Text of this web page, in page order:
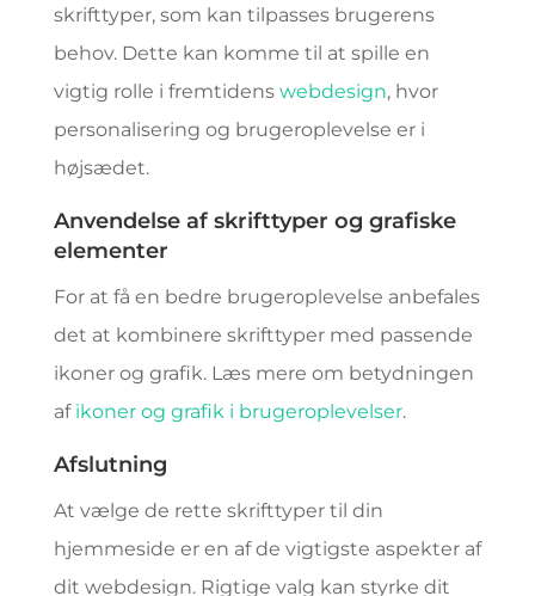
skrifttyper, som kan tilpasses brugerens
behov. Dette kan komme til at spille en
vigtig rolle i fremtidens webdesign, hvor
personalisering og brugeroplevelse er i
højsædet.
Anvendelse af skrifttyper og grafiske
elementer
For at få en bedre brugeroplevelse anbefales
det at kombinere skrifttyper med passende
ikoner og grafik. Læs mere om betydningen
af ikoner og grafik i brugeroplevelser.
Afslutning
At vælge de rette skrifttyper til din
hjemmeside er en af de vigtigste aspekter af
dit webdesign. Rigtige valg kan styrke dit